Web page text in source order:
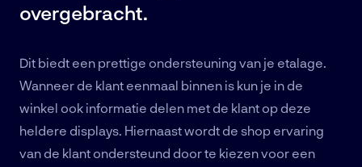
overgebracht.
Dit biedt een prettige ondersteuning van je etalage.
Wanneer de klant eenmaal binnen is kun je in de
winkel ook informatie delen met de klant op deze
heldere displays. Hiernaast wordt de shop ervaring
van de klant ondersteund door te kiezen voor een